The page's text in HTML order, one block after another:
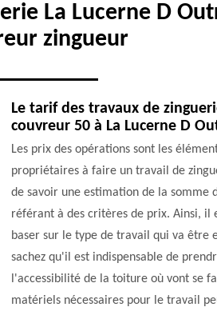
La Lucerne D
zingueur
Le tarif des travaux de
couvreur 50 à La Lucerne D
Les prix des opérations sont les
propriétaires à faire un travail de
de savoir une estimation de la somme
référant à des critères de prix. Ainsi, il
baser sur le type de travail qui va être
sachez qu'il est indispensable de
l'accessibilité de la toiture où vont se
matériels nécessaires pour le travail